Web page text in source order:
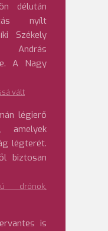
délután
nyílt
Székely
András
A Nagy
vált
légierő
amelyek
légterét.
biztosan
drónok,
is